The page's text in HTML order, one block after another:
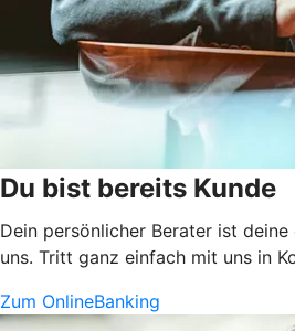
Du bist bereits Kunde
Dein persönlicher Berater ist
uns. Tritt ganz einfach mit uns in
Zum OnlineBanking